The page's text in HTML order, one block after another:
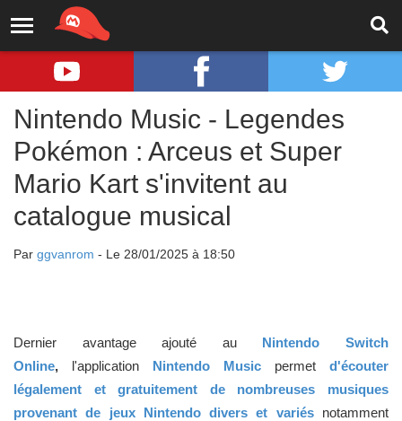
Nintendo Music - Legendes
Pokémon : Arceus et Super
Mario Kart s'invitent au
catalogue musical
Par ggvanrom - Le 28/01/2025 à 18:50
Dernier avantage ajouté au Nintendo Switch
Online, l'application Nintendo Music permet d'écouter
légalement et gratuitement de nombreuses musiques
provenant de jeux Nintendo divers et variésnotamment